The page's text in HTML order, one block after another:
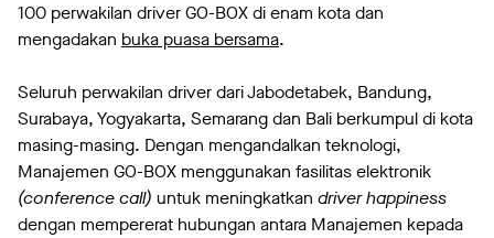
100 perwakilan driver GO-BOX di enam kota dan
mengadakan buka puasa bersama.
Seluruh perwakilan driver dari Jabodetabek, Bandung,
Surabaya, Yogyakarta, Semarang dan Bali berkumpul di kota
masing-masing. Dengan mengandalkan teknologi,
Manajemen GO-BOX menggunakan fasilitas elektronik
(conference call) untuk meningkatkan driver happiness
dengan mempererat hubungan antara Manajemen kepada